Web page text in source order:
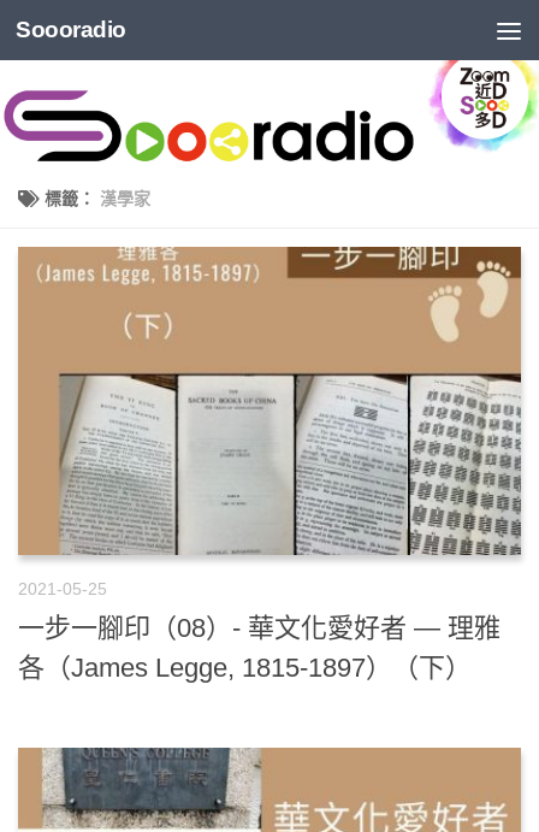
Soooradio
標籤： 漢學家
2021-05-25
一步一腳印（08）- 華文化愛好者 — 理雅
各（James Legge, 1815-1897）（下）